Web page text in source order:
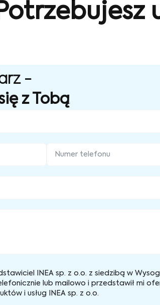
-
z Tobą
INEA sp. z o.o. z siedzibą w
lub mailowo i przedstawił mi
i usług INEA sp. z o.o.